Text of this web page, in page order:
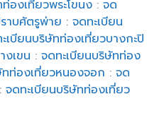
องเที่ยวพระโขนง :จด
าบศัตรูพ่าย :จดทะเบียน
เบียนบริษัทท่องเที่ยวบางกะปิ
งเขน :จดทะเบียนบริษัทท่อง
ทท่องเที่ยวหนองจอก :จด
:จดทะเบียนบริษัทท่องเที่ยว